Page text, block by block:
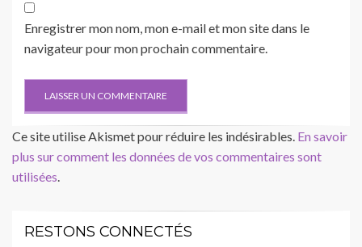
Enregistrer mon nom, mon e-mail et mon site dans le
navigateur pour mon prochain commentaire.
Ce site utilise Akismet pour réduire les indésirables. En savoir
plus sur comment les données de vos commentaires sont
utilisées.
RESTONS CONNECTÉS